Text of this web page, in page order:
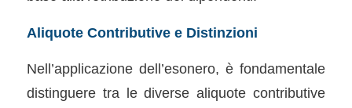
Aliquote Contributive e Distinzioni
Nell’applicazione dell’esonero, è fondamentale
distinguere tra le diverse aliquote contributive